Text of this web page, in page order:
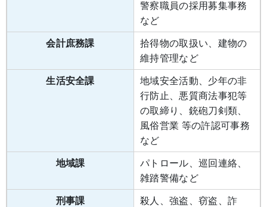
警察職員の採用募集事務
など
会計庶務課
拾得物の取扱い、建物の
維持管理など
生活安全課
地域安全活動、少年の非
行防止、悪質商法事犯等
の取締り、銃砲刀剣類、
風俗営業 等の許認可事務
など
地域課
パトロール、巡回連絡、
雑踏警備など
刑事課
殺人、強盗、窃盗、詐